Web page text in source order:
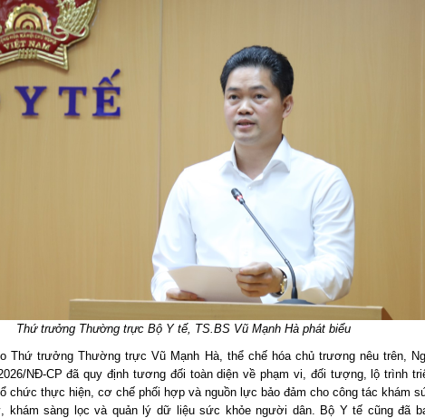
Thứ trưởng Thường trực Bộ Y tế, TS.BS Vũ Mạnh Hà phát biểu
Thứ trưởng Thường trực Vũ Mạnh Hà, thể chế hóa chủ trương nêu trên,
NĐ-CP đã quy định tương đối toàn diện về phạm vi, đối tượng, lộ trình
chức thực hiện, cơ chế phối hợp và nguồn lực bảo đảm cho công tác khám
khám sàng lọc và quản lý dữ liệu sức khỏe người dân. Bộ Y tế cũng đã